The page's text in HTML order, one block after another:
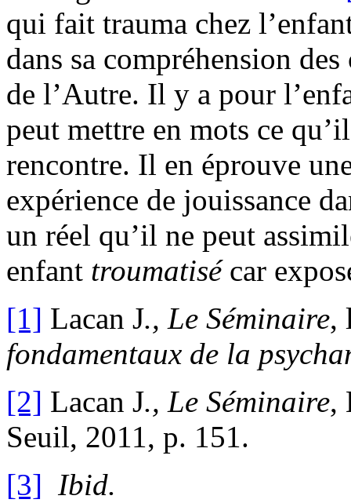
qui fait trauma chez
dans sa compréhension
de l’Autre. Il y a pour
peut mettre en mots ce
rencontre. Il en éprouve
expérience de jouissance
un réel qu’il ne peut
enfant troumatisécar
[1] Lacan J., Le Séminaire,
fondamentaux de la
[2] Lacan J., Le Séminaire,
Seuil, 2011, p. 151.
[3] Ibid.